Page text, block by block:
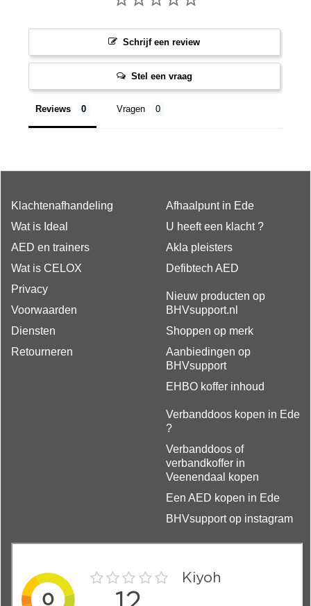
Schrijf een review
Stel een vraag
Reviews Vragen
Klachtenafhandeling
Wat is Ideal
AED en trainers
Wat is CELOX
Privacy
Voorwaarden
Diensten
Retourneren
Afhaalpunt in Ede
U heeft een klacht ?
Akla pleisters
Defibtech AED
Nieuw producten op
BHVsupport.nl
Shoppen op merk
Aanbiedingen op
BHVsupport
EHBO koffer inhoud
Verbanddoos kopen in Ede
?
Verbanddoos of
verbandkoffer in
Veenendaal kopen
Een AED kopen in Ede
BHVsupport op instagram